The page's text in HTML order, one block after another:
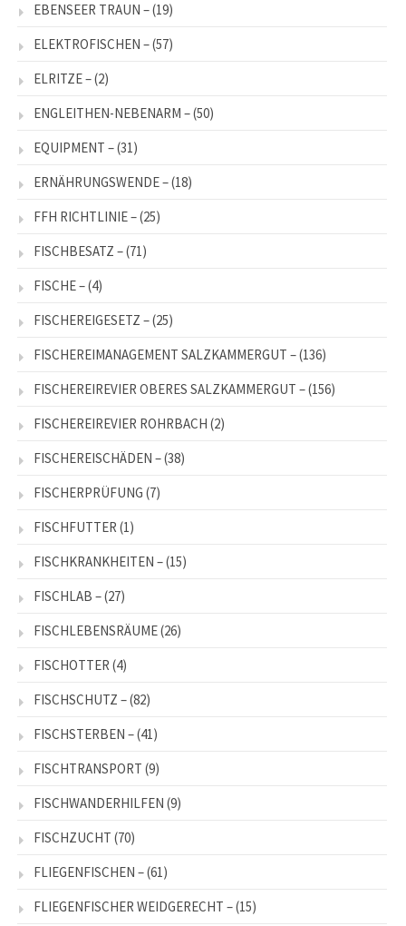
EBENSEER TRAUN –(19)
ELEKTROFISCHEN –(57)
ELRITZE –(2)
ENGLEITHEN-NEBENARM –(50)
EQUIPMENT –(31)
ERNÄHRUNGSWENDE –(18)
FFH RICHTLINIE –(25)
FISCHBESATZ –(71)
FISCHE –(4)
FISCHEREIGESETZ –(25)
FISCHEREIMANAGEMENT SALZKAMMERGUT –(136)
FISCHEREIREVIER OBERES SALZKAMMERGUT –(156)
FISCHEREIREVIER ROHRBACH (2)
FISCHEREISCHÄDEN –(38)
FISCHERPRÜFUNG (7)
FISCHFUTTER (1)
FISCHKRANKHEITEN –(15)
FISCHLAB –(27)
FISCHLEBENSRÄUME(26)
FISCHOTTER (4)
FISCHSCHUTZ –(82)
FISCHSTERBEN –(41)
FISCHTRANSPORT (9)
FISCHWANDERHILFEN (9)
FISCHZUCHT (70)
FLIEGENFISCHEN –(61)
FLIEGENFISCHER WEIDGERECHT –(15)